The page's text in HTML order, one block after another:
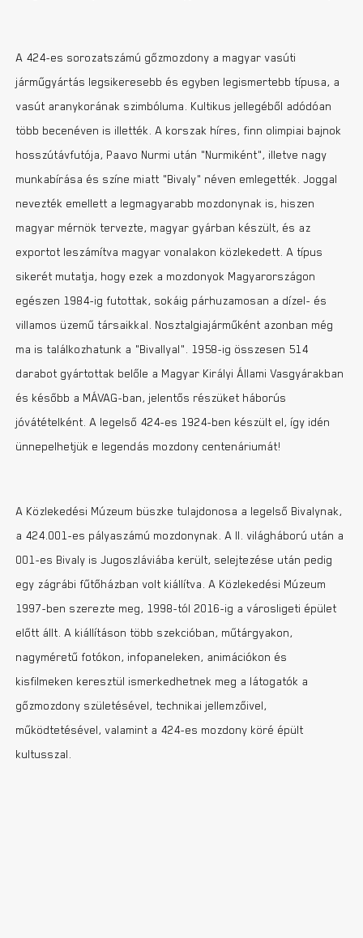
A 424-es sorozatszámú gőzmozdony a magyar vasúti
járműgyártás legsikeresebb és egyben legismertebb típusa, a
vasút aranykorának szimbóluma. Kultikus jellegéből adódóan
több becenéven is illették. A korszak híres, finn olimpiai bajnok
hosszútávfutója, Paavo Nurmi után „Nurmiként”, illetve nagy
munkabírása és színe miatt „Bivaly” néven emlegették. Joggal
nevezték emellett a legmagyarabb mozdonynak is, hiszen
magyar mérnök tervezte, magyar gyárban készült, és az
exportot leszámítva magyar vonalakon közlekedett. A típus
sikerét mutatja, hogy ezek a mozdonyok Magyarországon
egészen 1984-ig futottak, sokáig párhuzamosan a dízel- és
villamos üzemű társaikkal. Nosztalgiajárműként azonban még
ma is találkozhatunk a „Bivallyal”. 1958-ig összesen 514
darabot gyártottak belőle a Magyar Királyi Állami Vasgyárakban
és később a MÁVAG-ban, jelentős részüket háborús
jóvátételként. A legelső 424-es 1924-ben készült el, így idén
ünnepelhetjük e legendás mozdony centenáriumát!
A Közlekedési Múzeum büszke tulajdonosa a legelső Bivalynak,
a 424.001-es pályaszámú mozdonynak. A II. világháború után a
001-es Bivaly is Jugoszláviába került, selejtezése után pedig
egy zágrábi fűtőházban volt kiállítva. A Közlekedési Múzeum
1997-ben szerezte meg, 1998-tól 2016-ig a városligeti épület
előtt állt. A kiállításon több szekcióban, műtárgyakon,
nagyméretű fotókon, infopaneleken, animációkon és
kisfilmeken keresztül ismerkedhetnek meg a látogatók a
gőzmozdony születésével, technikai jellemzőivel,
működtetésével, valamint a 424-es mozdony köré épült
kultusszal.